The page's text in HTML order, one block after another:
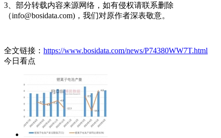
3、部分转载内容来源网络，如有侵权请联系删除
（info@bosidata.com)，我们对原作者深表敬意。
全文链接： https://www.bosidata.com/news/P74380WW7T.html
今日看点